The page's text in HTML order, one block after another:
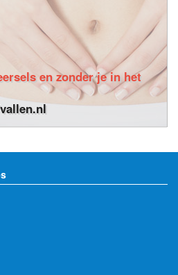
en zonder je in het